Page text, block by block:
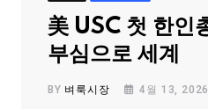
美 USC 첫 한인
부심으로 세계
BY 벼룩시장 4월 13, 2026